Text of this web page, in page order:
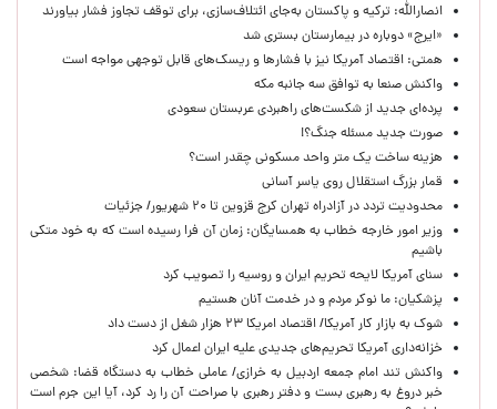
انصارالله: ترکیه و پاکستان به‌جای ائتلاف‌سازی، برای توقف تجاوز فشار بیاورند
«ایرج» دوباره در بیمارستان بستری شد
همتی: اقتصاد آمریکا نیز با فشارها و ریسک‌های قابل توجهی مواجه است
واکنش صنعا به توافق سه جانبه مکه
پرده‌ای جدید از شکست‌های راهبردی عربستان سعودی
صورت جدید مسئله جنگ؟!
هزینه ساخت یک متر واحد مسکونی چقدر است؟
قمار بزرگ استقلال روی یاسر آسانی
محدودیت تردد در آزادراه تهران کرج قزوین تا ۲۰ شهریور/ جزئیات
وزیر امور خارجه خطاب به همسایگان: زمان آن فرا رسیده است که به خود متکی
باشیم
سنای آمریکا لایحه تحریم ایران و روسیه را تصویب کرد
پزشکیان: ما نوکر مردم و در خدمت آنان هستیم
شوک به بازار کار آمریکا/ اقتصاد امریکا ۲۳ هزار شغل از دست داد
خزانه‌داری آمریکا تحریم‌های جدیدی علیه ایران اعمال کرد
واکنش تند امام جمعه اردبیل به خرازی/ عاملی خطاب به دستگاه قضا: شخصی
خبر دروغ به رهبری بست و دفتر رهبری با صراحت آن را رد کرد، آیا این جرم است